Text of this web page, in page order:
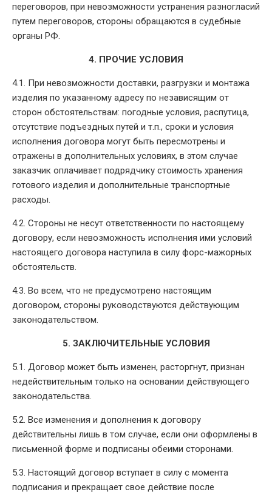
переговоров, при невозможности устранения разногласий
путем переговоров, стороны обращаются в судебные
органы РФ.
4. ПРОЧИЕ УСЛОВИЯ
4.1. При невозможности доставки, разгрузки и монтажа
изделия по указанному адресу по независящим от
сторон обстоятельствам: погодные условия, распутица,
отсутствие подъездных путей и т.п., сроки и условия
исполнения договора могут быть пересмотрены и
отражены в дополнительных условиях, в этом случае
заказчик оплачивает подрядчику стоимость хранения
готового изделия и дополнительные транспортные
расходы.
4.2. Стороны не несут ответственности по настоящему
договору, если невозможность исполнения ими условий
настоящего договора наступила в силу форс-мажорных
обстоятельств.
4.3. Во всем, что не предусмотрено настоящим
договором, стороны руководствуются действующим
законодательством.
5. ЗАКЛЮЧИТЕЛЬНЫЕ УСЛОВИЯ
5.1. Договор может быть изменен, расторгнут, признан
недействительным только на основании действующего
законодательства.
5.2. Все изменения и дополнения к договору
действительны лишь в том случае, если они оформлены в
письменной форме и подписаны обеими сторонами.
5.3. Настоящий договор вступает в силу с момента
подписания и прекращает свое действие после